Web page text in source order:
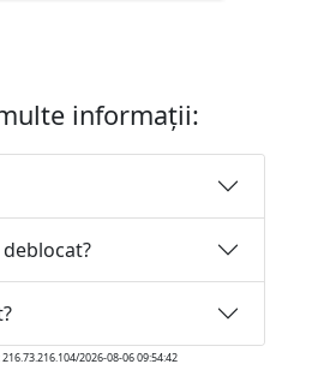
informații:
2026-08-06 09:54:42